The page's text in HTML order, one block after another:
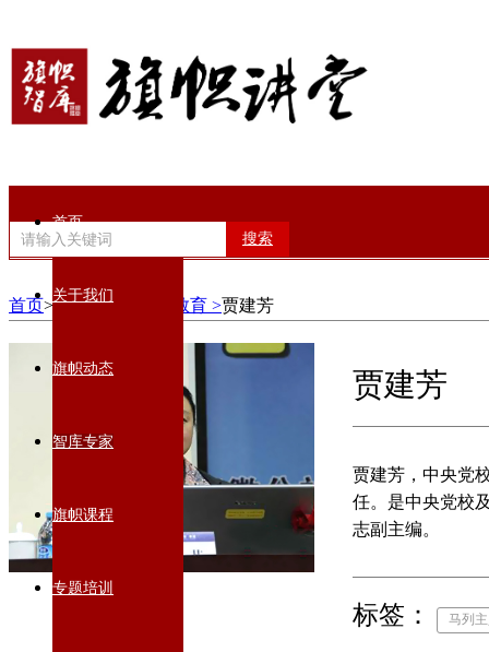
搜索
首页
关于我们
旗帜动态
智库专家
旗帜课程
专题培训
首页>智库专家> 党性教育 >贾建芳
贾建芳
贾建芳，中央党
任。是中央党校
志副主编。
标签： 马列